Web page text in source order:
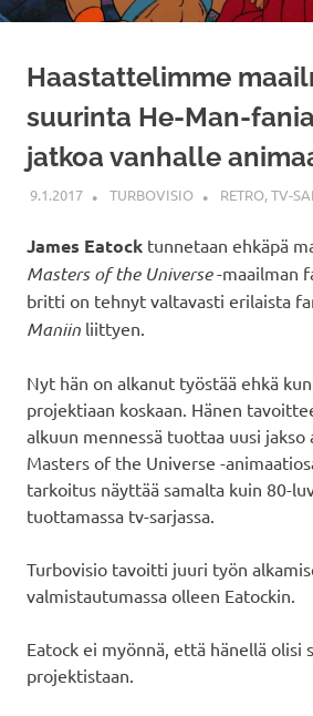
Haastattelimme
suurinta He-Man-
jatkoa vanhalle
9.1.2017 TURBOVISIO RETRO,TV-
James Eatock tunnetaan ehkäpä
Masters of the Universe-maailman
britti on tehnyt valtavasti erilaista
Maniin liittyen.
Nyt hän on alkanut työstää ehkä
projektiaan koskaan. Hänen
alkuun mennessä tuottaa uusi jakso
Masters of the Universe -
tarkoitus näyttää samalta kuin 80-
tuottamassa tv-sarjassa.
Turbovisio tavoitti juuri työn
valmistautumassa olleen Eatockin.
Eatock ei myönnä, että hänellä olisi
projektistaan.